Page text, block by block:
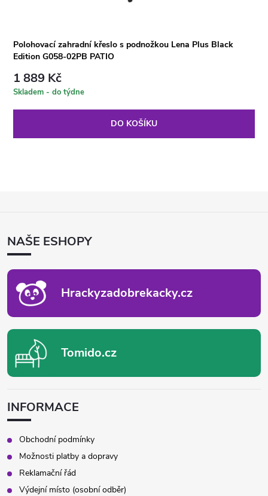
Polohovací zahradní křeslo s podnožkou Lena Plus Black
Edition G058-02PB PATIO
1 889 Kč
Skladem - do týdne
DO KOŠÍKU
ANAŠE ESHOPY
Hrackyzadobrekacky.cz
Tomido.cz
INFORMACE
Obchodní podmínky
Možnosti platby a dopravy
Reklamační řád
Výdejní místo (osobní odběr)